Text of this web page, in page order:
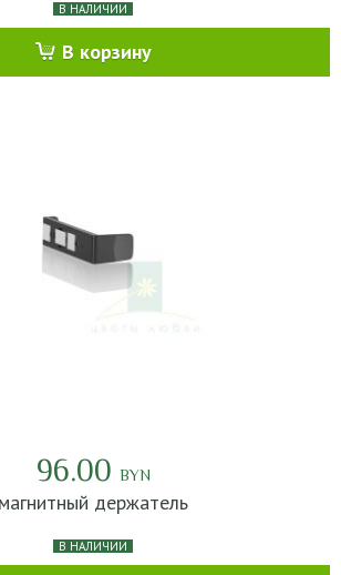
В НАЛИЧИИ
В корзину
96.00 BYN
магнитный держатель
В НАЛИЧИИ